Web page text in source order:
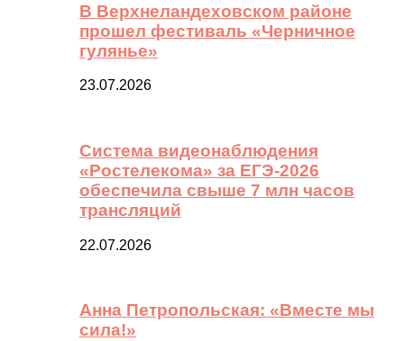
В Верхнеландеховском районе
прошел фестиваль «Черничное
гулянье»
23.07.2026
Система видеонаблюдения
«Ростелекома» за ЕГЭ-2026
обеспечила свыше 7 млн часов
трансляций
22.07.2026
Анна Петропольская: «Вместе мы
сила!»